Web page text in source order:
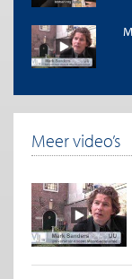
Meer video’s